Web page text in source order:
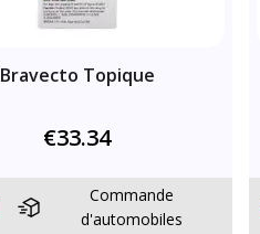
Bravecto Topique
€33.34
Commande
d'automobiles